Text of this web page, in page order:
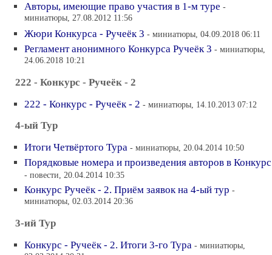
Авторы, имеющие право участия в 1-м туре -
миниатюры, 27.08.2012 11:56
Жюри Конкурса - Ручеёк 3 - миниатюры, 04.09.2018 06:11
Регламент анонимного Конкурса Ручеёк 3 - миниатюры,
24.06.2018 10:21
222 - Конкурс - Ручеёк - 2
222 - Конкурс - Ручеёк - 2 - миниатюры, 14.10.2013 07:12
4-ый Тур
Итоги Четвёртого Тура - миниатюры, 20.04.2014 10:50
Порядковые номера и произведения авторов в Конкурс
- повести, 20.04.2014 10:35
Конкурс Ручеёк - 2. Приём заявок на 4-ый тур -
миниатюры, 02.03.2014 20:36
3-ий Тур
Конкурс - Ручеёк - 2. Итоги 3-го Тура - миниатюры,